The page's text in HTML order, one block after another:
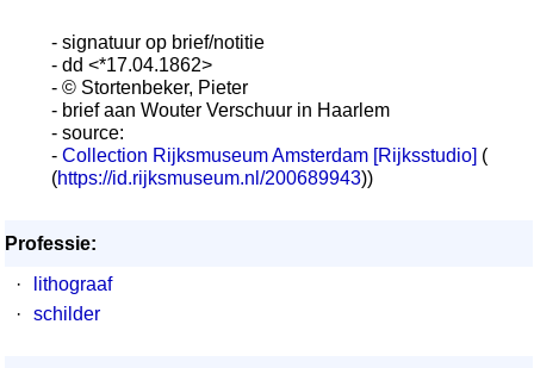
- signatuur op brief/notitie
- dd <*17.04.1862>
- © Stortenbeker, Pieter
- brief aan Wouter Verschuur in Haarlem
- source:
- Collection Rijksmuseum Amsterdam [Rijksstudio] (
(https://id.rijksmuseum.nl/200689943))
Professie:
·
lithograaf
·
schilder